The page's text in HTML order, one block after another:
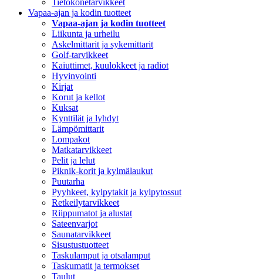
Tietokonetarvikkeet
Vapaa-ajan ja kodin tuotteet
Vapaa-ajan ja kodin tuotteet
Liikunta ja urheilu
Askelmittarit ja sykemittarit
Golf-tarvikkeet
Kaiuttimet, kuulokkeet ja radiot
Hyvinvointi
Kirjat
Korut ja kellot
Kuksat
Kynttilät ja lyhdyt
Lämpömittarit
Lompakot
Matkatarvikkeet
Pelit ja lelut
Piknik-korit ja kylmälaukut
Puutarha
Pyyhkeet, kylpytakit ja kylpytossut
Retkeilytarvikkeet
Riippumatot ja alustat
Sateenvarjot
Saunatarvikkeet
Sisustustuotteet
Taskulamput ja otsalamput
Taskumatit ja termokset
Taulut